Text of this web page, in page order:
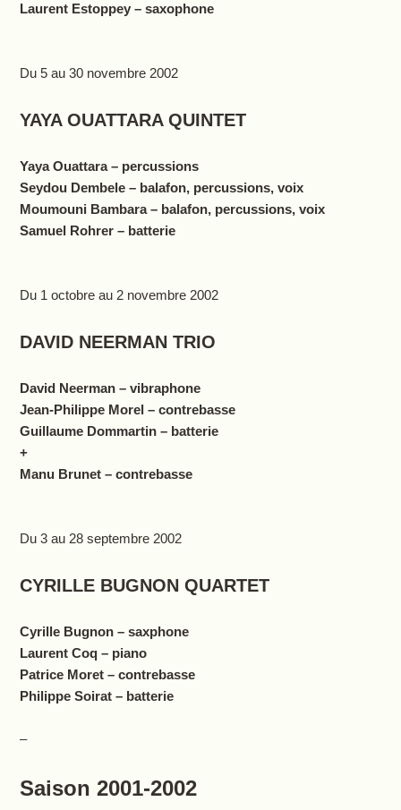
Laurent Estoppey – saxophone
Du 5 au 30 novembre 2002
YAYA OUATTARA QUINTET
Yaya Ouattara – percussions
Seydou Dembele – balafon, percussions, voix
Moumouni Bambara – balafon, percussions, voix
Samuel Rohrer – batterie
Du 1 octobre au 2 novembre 2002
DAVID NEERMAN TRIO
David Neerman – vibraphone
Jean-Philippe Morel – contrebasse
Guillaume Dommartin – batterie
+
Manu Brunet – contrebasse
Du 3 au 28 septembre 2002
CYRILLE BUGNON QUARTET
Cyrille Bugnon – saxphone
Laurent Coq – piano
Patrice Moret – contrebasse
Philippe Soirat – batterie
–
Saison 2001-2002